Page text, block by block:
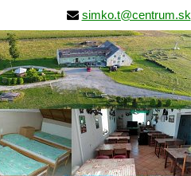
simko.t@centrum.sk